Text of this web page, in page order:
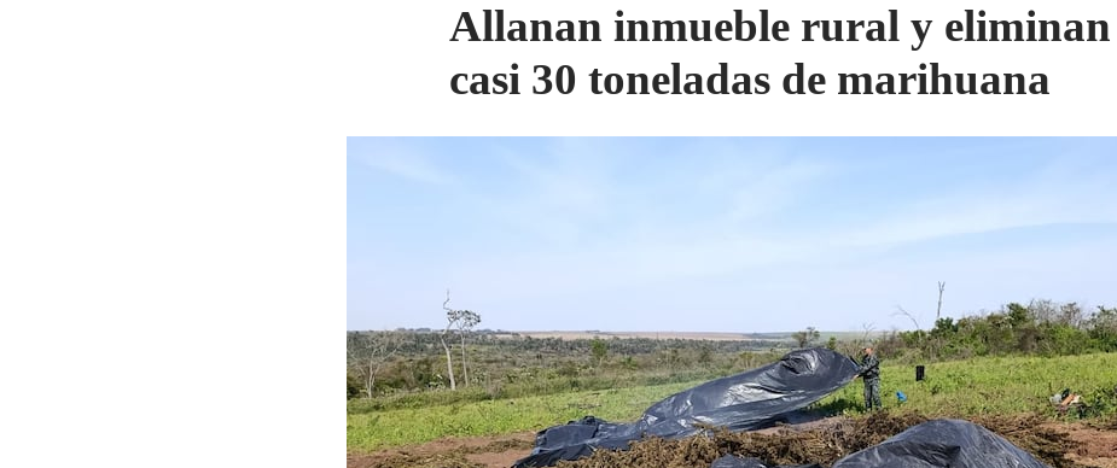
Allanan inmueble rural y eliminan
casi 30 toneladas de marihuana